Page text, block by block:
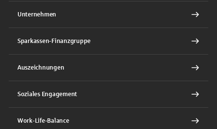
Unternehmen
Sparkassen-Finanzgruppe
Auszeichnungen
Soziales Engagement
Work-Life-Balance